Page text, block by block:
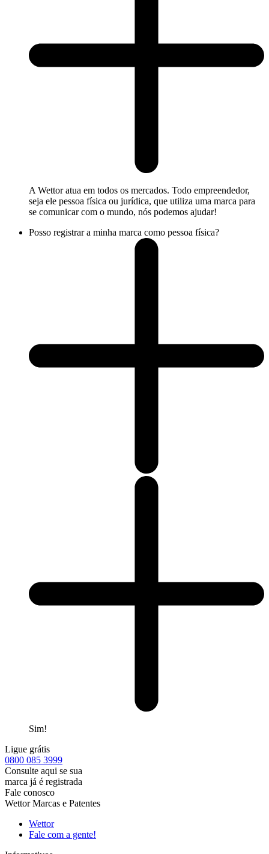
A Wettor atua em todos os mercados. Todo empreendedor,
seja ele pessoa física ou jurídica, que utiliza uma marca para
se comunicar com o mundo, nós podemos ajudar!
Posso registrar a minha marca como pessoa física?
Sim!
Ligue grátis
0800 085 3999
Consulte aqui se sua
marca já é registrada
Fale conosco
Wettor Marcas e Patentes
Wettor
Fale com a gente!